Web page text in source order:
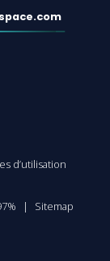
d’utilisation
Sitemap